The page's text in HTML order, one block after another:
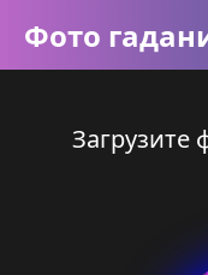
Фото
Загрузите